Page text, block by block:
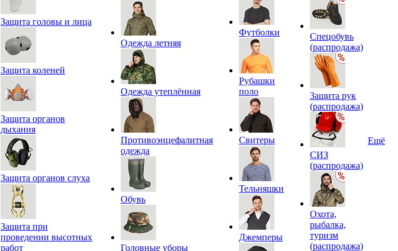
Защита головы и лица
Защита коленей
Защита органов
дыхания
Защита органов слуха
Защита при
проведении высотных
работ
Одежда летняя
Одежда утеплённая
Противоэнцефалитная
одежда
Обувь
Головные уборы
Футболки
Рубашки
поло
Свитеры
Тельняшки
Джемперы
Спецобувь
(распродажа)
Защита рук
(распродажа)
СИЗ
(распродажа)
Охота,
рыбалка,
туризм
(распродажа)
Ещё